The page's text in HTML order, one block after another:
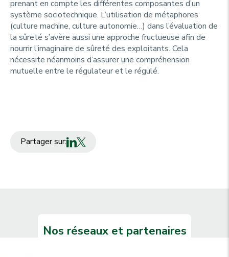
prenant en compte les différentes composantes d’un
système sociotechnique. L’utilisation de métaphores
(culture machine, culture autonomie…) dans l’évaluation de
la sûreté s’avère aussi une approche fructueuse afin de
nourrir l’imaginaire de sûreté des exploitants. Cela
nécessite néanmoins d’assurer une compréhension
mutuelle entre le régulateur et le régulé.
Partager sur:
Nos réseaux et partenaires